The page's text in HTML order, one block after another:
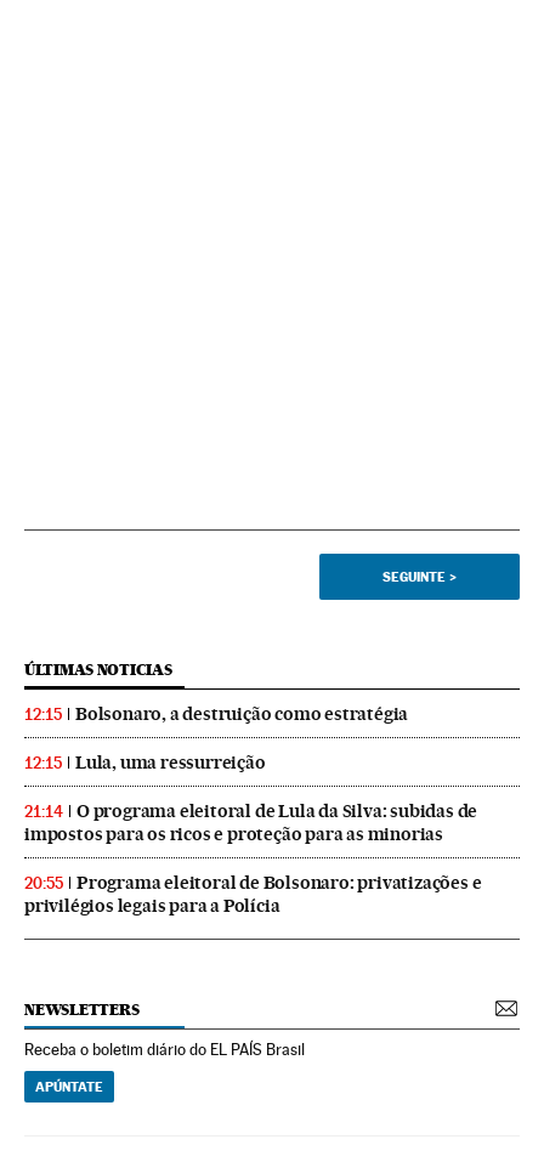
SEGUINTE >
ÚLTIMAS NOTICIAS
12:15 Bolsonaro, a destruição como estratégia
12:15 Lula, uma ressurreição
21:14
O programa eleitoral de Lula da Silva: subidas de
impostos para os ricos e proteção para as minorias
20:55
Programa eleitoral de Bolsonaro: privatizações e
privilégios legais para a Polícia
NEWSLETTERS
Receba o boletim diário do EL PAÍS Brasil
APÚNTATE